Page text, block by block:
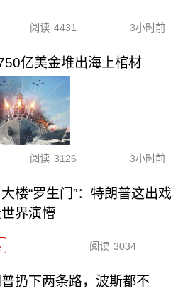
阅读 4431 3小时前
亿美金堆出海上棺材
阅读 3126 3小时前
楼“罗生门”：特朗普这出戏
界演懵
阅读 3034
扔下两条路，波斯都不